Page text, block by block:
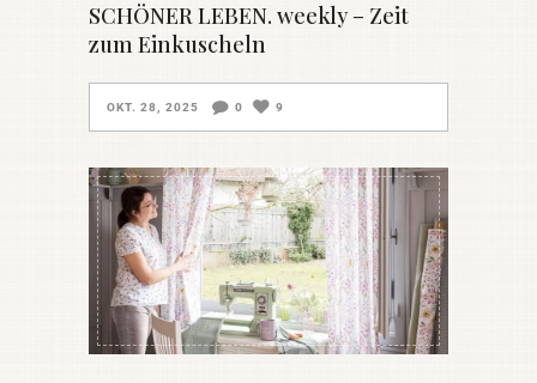
SCHÖNER LEBEN. weekly – Zeit
zum Einkuscheln
OKT. 28, 2025 0 9